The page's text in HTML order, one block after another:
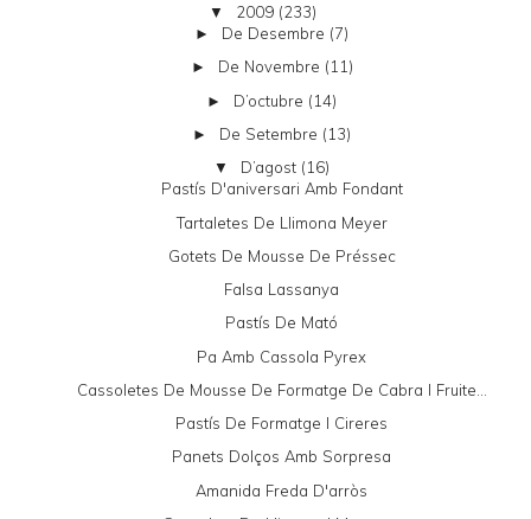
▼ 2009 (233)
► De Desembre (7)
► De Novembre (11)
► D’octubre (14)
► De Setembre (13)
▼ D’agost (16)
Pastís D'aniversari Amb Fondant
Tartaletes De Llimona Meyer
Gotets De Mousse De Préssec
Falsa Lassanya
Pastís De Mató
Pa Amb Cassola Pyrex
Cassoletes De Mousse De Formatge De Cabra I Fruite...
Pastís De Formatge I Cireres
Panets Dolços Amb Sorpresa
Amanida Freda D'arròs